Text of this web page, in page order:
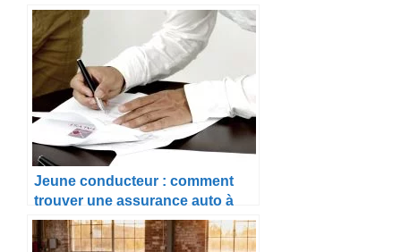
Jeune conducteur : comment
trouver une assurance auto à
petit prix ?